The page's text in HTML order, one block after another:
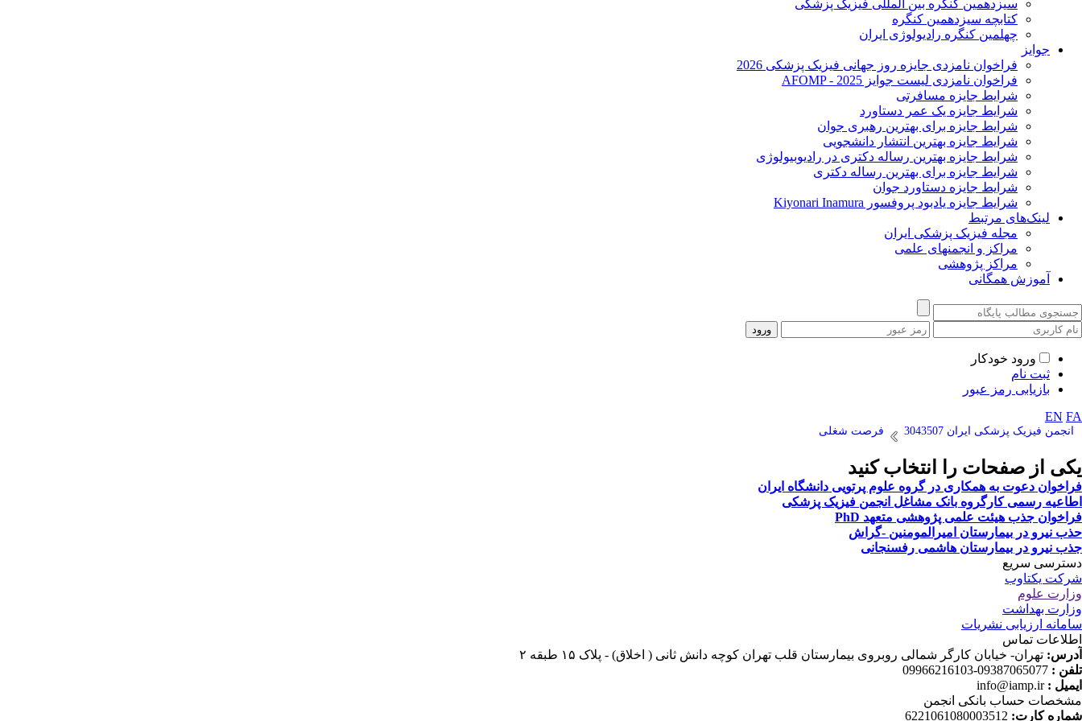
سیزدهمین کنگره بین المللی فیزیک پزشکی
کتابچه سیزدهمین کنگره
چهلمین کنگره رادیولوژی ایران
جوایز
فراخوان نامزدی جایزه روز جهانی فیزیک پزشکی 2026
فراخوان نامزدی لیست جوایز AFOMP - 2025
شرایط جایزه مسافرتی
شرایط جایزه یک عمر دستاورد
شرایط جایزه برای بهترین رهبری جوان
شرایط جایزه بهترین انتشار دانشجویی
شرایط جایزه بهترین رساله دکتری در رادیوبیولوژی
شرایط جایزه برای بهترین رساله دکتری
شرایط جایزه دستاورد جوان
شرایط جایزه یادبود پروفسور Kiyonari Inamura
لینک‌های مرتبط
مجله فیزیک پزشکی ایران
مراکز و انجمنهای علمی
مراکز پژوهشی
آموزش همگانی
ورود خودکار
ثبت نام
بازیابی رمز عبور
EN FA
انجمن فیزیک پزشکی ایران 3043507 فرصت شغلی
یکی از صفحات را انتخاب کنید
فراخوان دعوت به همکاری در گروه علوم پرتویی دانشگاه ایران
اطاعیه رسمی کارگروه بانک مشاغل انجمن فیزیک پزشکی
فراخوان جذب هیئت علمی پژوهشی متعهد PhD
حذب نیرو در بیمارستان امیرالمومنین -گراش
جذب نیرو در بیمارستان هاشمی رفسنجانی
دسترسی سریع
شرکت یکتاوب
وزارت علوم
وزارت بهداشت
سامانه ارزیابی نشریات
اطلاعات تماس
آدرس: تهران- خیابان کارگر شمالی روبروی بیمارستان قلب تهران کوچه دانش ثانی ( اخلاق) - پلاک ۱۵ طبقه ۲
تلفن : 09387065077-09966216103
ایمیل :info@iamp.ir
مشخصات حساب بانکی انجمن
شماره کارت: 6221061080003512